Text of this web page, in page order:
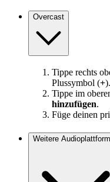
Overcast
Tippe rechts
Plussymbol (+).
Tippe im
hinzufügen.
Füge deinen
Weitere